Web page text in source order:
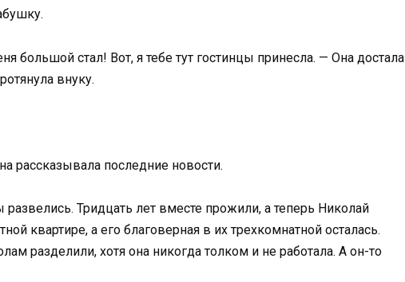
большой стал! Вот, я тебе тут гостинцы принесла. — Она достала
внуку.
рассказывала последние новости.
Тридцать лет вместе прожили, а теперь Николай
квартире, а его благоверная в их трехкомнатной осталась.
разделили, хотя она никогда толком и не работала. А он-то